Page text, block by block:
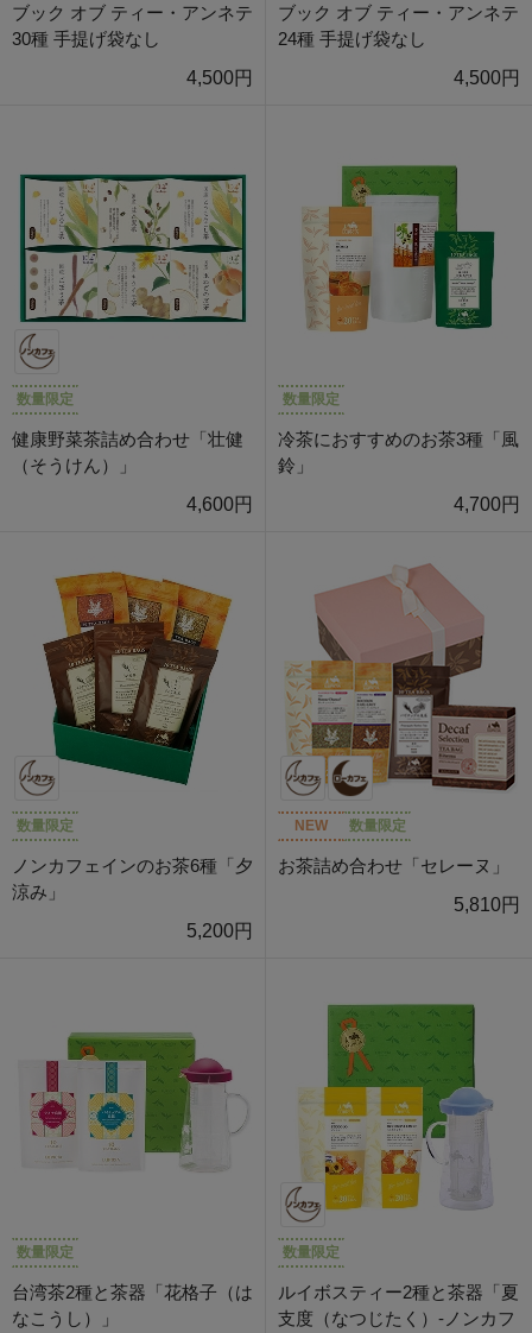
ブック オブ ティー・アンネテ
30種 手提げ袋なし
4,500円
ブック オブ ティー・アンネテ
24種 手提げ袋なし
4,500円
数量限定
健康野菜茶詰め合わせ「壮健
（そうけん）」
4,600円
数量限定
冷茶におすすめのお茶3種「風
鈴」
4,700円
数量限定
ノンカフェインのお茶6種「夕
涼み」
5,200円
NEW 数量限定
お茶詰め合わせ「セレーヌ」
5,810円
数量限定
台湾茶2種と茶器「花格子（は
なこうし）」
数量限定
ルイボスティー2種と茶器「夏
支度（なつじたく）-ノンカフ